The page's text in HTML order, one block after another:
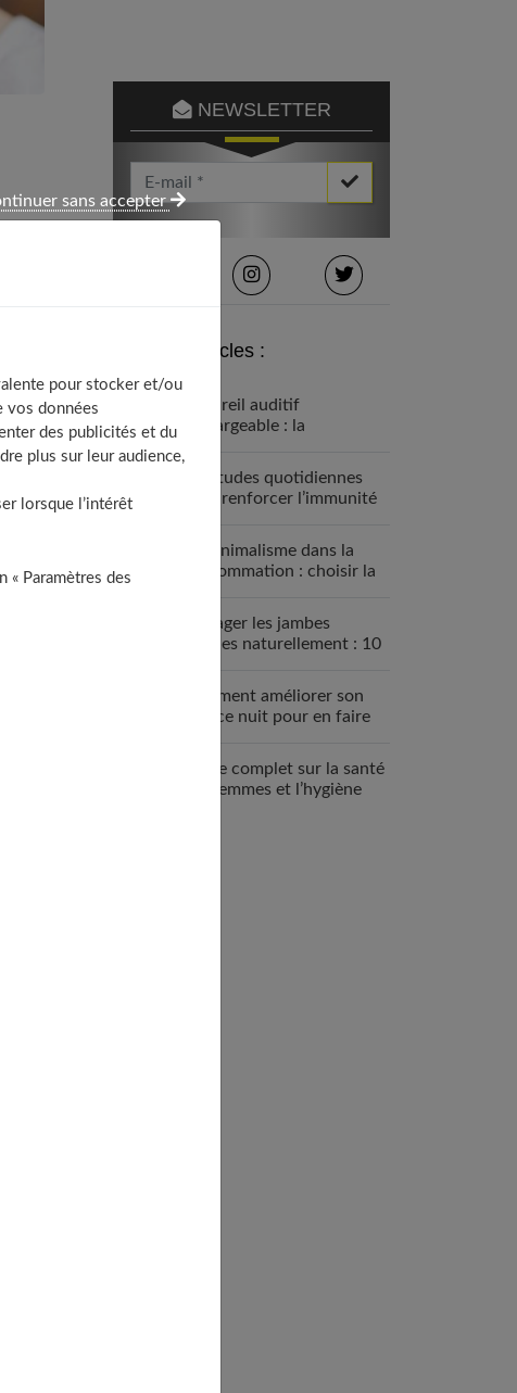
NEWSLETTER
Votre Email *
Derniers articles :
Appareil auditif
rechargeable : la
Habitudes quotidiennes
pour renforcer l’immunité
Le minimalisme dans la
consommation : choisir la
Soulager les jambes
lourdes naturellement : 10
Comment améliorer son
espace nuit pour en faire
Guide complet sur la santé
des femmes et l’hygiène
pour stocker et/ou
vos données
des publicités et du
plus sur leur audience,
lorsque l’intérêt
Paramètres des
sans accepter